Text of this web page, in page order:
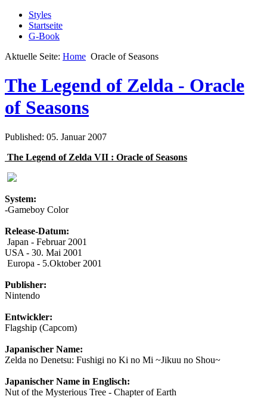
Styles
Startseite
G-Book
Aktuelle Seite: Home Oracle of Seasons
The Legend of Zelda - Oracle
of Seasons
Published: 05. Januar 2007
The Legend of Zelda VII : Oracle of Seasons
System:
-Gameboy Color
Release-Datum:
Japan - Februar 2001
USA - 30. Mai 2001
Europa - 5.Oktober 2001
Publisher:
Nintendo
Entwickler:
Flagship (Capcom)
Japanischer Name:
Zelda no Denetsu: Fushigi no Ki no Mi ~Jikuu no Shou~
Japanischer Name in Englisch:
Nut of the Mysterious Tree - Chapter of Earth